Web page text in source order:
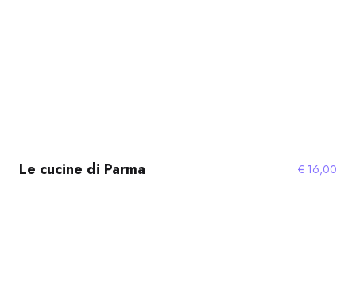
Le cucine di Parma € 16,00